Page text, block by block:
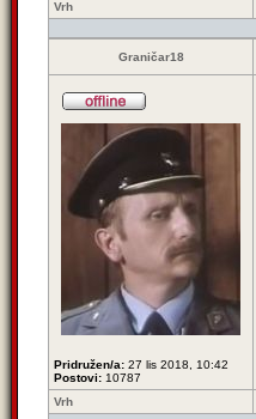
Vrh
Graničar18
Pridružen/a: 27 lis 2018, 10:42
Postovi: 10787
Vrh